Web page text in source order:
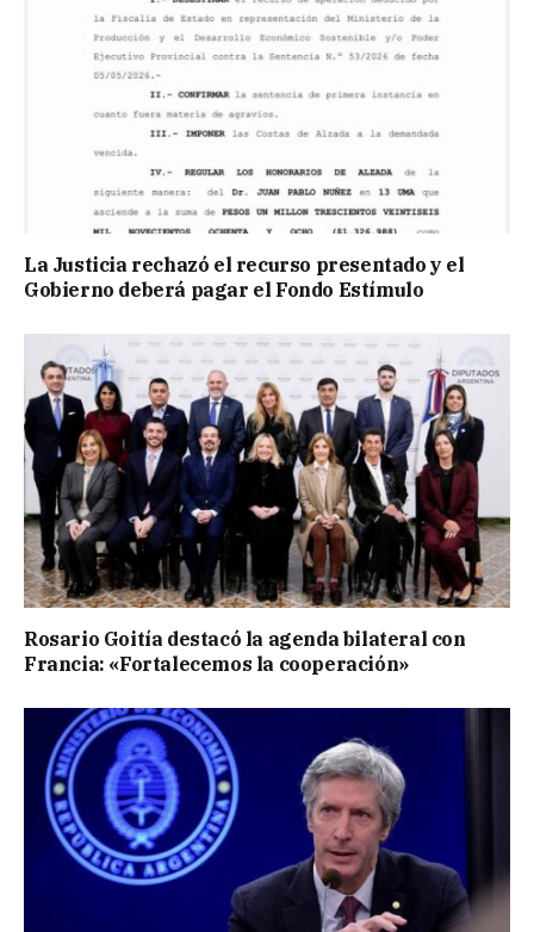
La Justicia rechazó el recurso presentado y el
Gobierno deberá pagar el Fondo Estímulo
Rosario Goitía destacó la agenda bilateral con
Francia: «Fortalecemos la cooperación»